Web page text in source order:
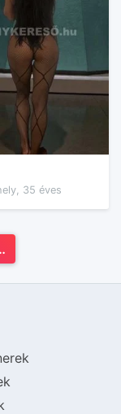
35 éves